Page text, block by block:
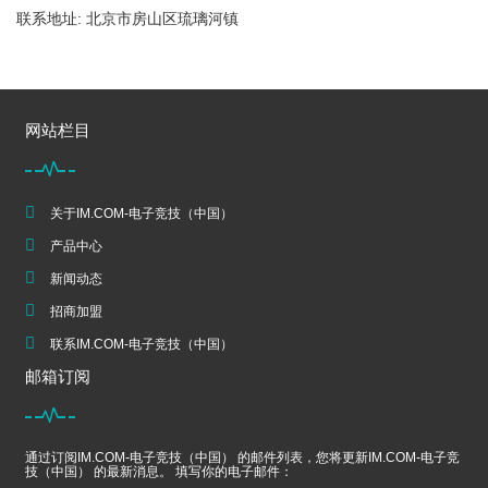
联系地址: 北京市房山区琉璃河镇
网站栏目
关于IM.COM-电子竞技（中国）
产品中心
新闻动态
招商加盟
联系IM.COM-电子竞技（中国）
邮箱订阅
通过订阅IM.COM-电子竞技（中国） 的邮件列表，您将更新IM.COM-电子竞
技（中国） 的最新消息。 填写你的电子邮件：